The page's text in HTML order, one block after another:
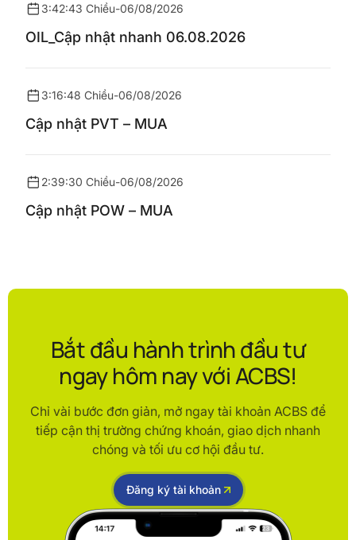
3:42:43 Chiều-06/08/2026
OIL_Cập nhật nhanh 06.08.2026
3:16:48 Chiều-06/08/2026
Cập nhật PVT – MUA
2:39:30 Chiều-06/08/2026
Cập nhật POW – MUA
Bắt đầu hành trình đầu tư
ngay hôm nay với ACBS!
Chỉ vài bước đơn giản, mở ngay tài khoản ACBS để
tiếp cận thị trường chứng khoán, giao dịch nhanh
chóng và tối ưu cơ hội đầu tư.
Đăng ký tài khoản